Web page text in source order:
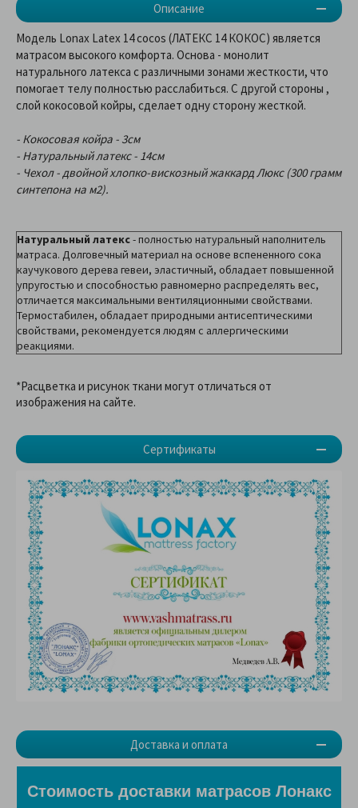
Описание
Сертификаты
Доставка и оплата
Модель Lonax Latex 14 cocos (ЛАТЕКС 14 КОКОС) является
матрасом высокого комфорта. Основа - монолит
натурального латекса с различными зонами жесткости, что
помогает телу полностью расслабиться. С другой стороны ,
слой кокосовой койры, сделает одну сторону жесткой.
- Кокосовая койра - 3см
- Натуральный латекс - 14см
- Чехол - двойной хлопко-вискозный жаккард Люкс (300 грамм
синтепона на м2).
Натуральный латекс- полностью натуральный наполнитель
матраса. Долговечный материал на основе вспененного сока
каучукового дерева гевеи, эластичный, обладает повышенной
упругостью и способностью равномерно распределять вес,
отличается максимальными вентиляционными свойствами.
Термостабилен, обладает природными антисептическими
свойствами, рекомендуется людям с аллергическими
реакциями.
*Расцветка и рисунок ткани могут отличаться от
изображения на сайте.
Стоимость доставки матрасов Лонакс